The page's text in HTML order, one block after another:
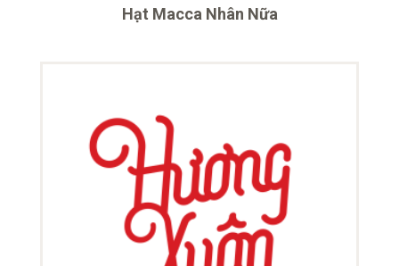
Hạt Macca Nhân Nữa